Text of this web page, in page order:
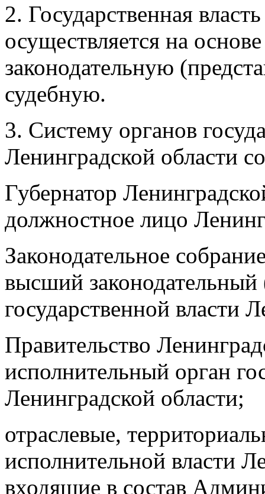
2. Государственная
осуществляется на
законодательную
судебную.
3. Систему органов
Ленинградской области
Губернатор
должностное лицо
Законодательное
высший законодательный
государственной власти
Правительство
исполнительный орган
Ленинградской области;
отраслевые,
исполнительной власти
входящие в состав